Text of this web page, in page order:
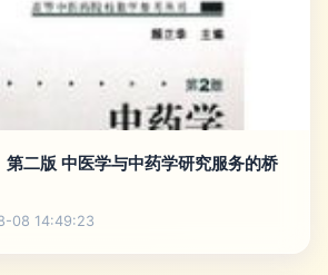
第二版 中医学与中药学研究服务的桥
08 14:49:23